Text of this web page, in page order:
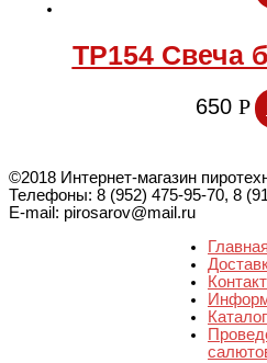
ТР154 Свеча
650 Р
©2018 Интернет-магазин
Телефоны: 8 (952) 475-95-70, 8
E-mail: pirosarov@mail.ru
Главная
Каталог